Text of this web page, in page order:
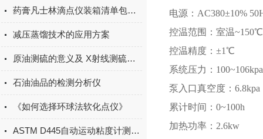
药膏凡士林滴点仪装箱清单包含哪些
减压蒸馏技术的应用方案
原油测硫的意义及 X射线测硫仪的测量原理
石油油品的检测分析仪
《如何选择环球法软化点仪》
ASTM D445自动运动粘度计测量方式
电源：AC380±10%
控温范围：室温~150℃
控温精度：±1℃
系统压力：100~106kpa
泵入口真空度：6.8kpa
累计时间：0~100h
加热功率：2.6kw